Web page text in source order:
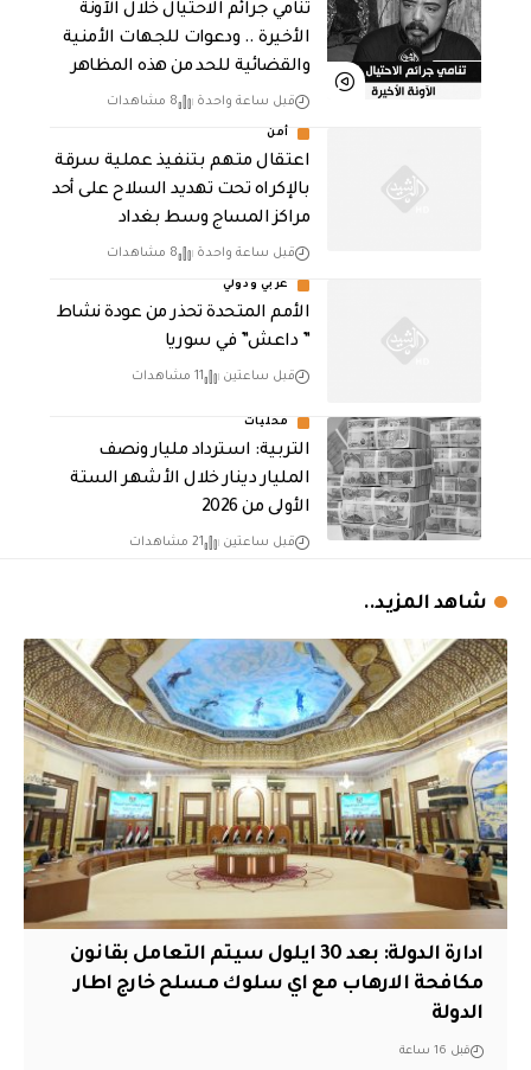
تنامي جرائم الاحتيال خلال الآونة
الأخيرة .. ودعوات للجهات الأمنية
والقضائية للحد من هذه المظاهر
قبل ساعة واحدة 8 مشاهدات
أمن
اعتقال متهم بتنفيذ عملية سرقة
بالإكراه تحت تهديد السلاح على أحد
مراكز المساج وسط بغداد
قبل ساعة واحدة 8 مشاهدات
عربي ودولي
الأمم المتحدة تحذر من عودة نشاط
” داعش” في سوريا
قبل ساعتين 11 مشاهدات
محليات
التربية: استرداد مليار ونصف
المليار دينار خلال الأشهر الستة
الأولى من 2026
قبل ساعتين 21 مشاهدات
شاهد المزيد..
ادارة الدولة: بعد 30 ايلول سيتم التعامل بقانون
مكافحة الارهاب مع اي سلوك مسلح خارج اطار
الدولة
قبل 16 ساعة